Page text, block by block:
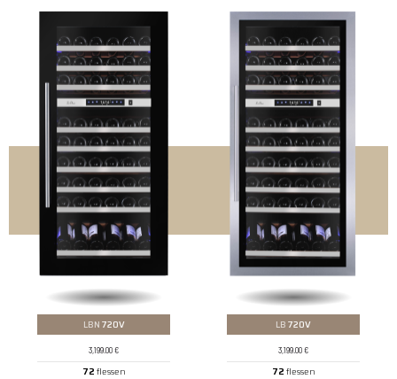
LBN 720V
3,199.00€
72 flessen
LB 720V
3,199.00€
72 flessen